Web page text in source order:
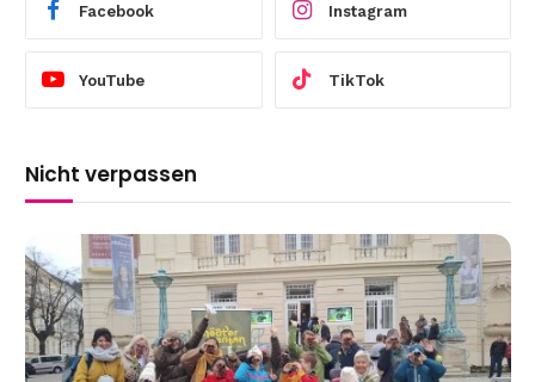
Facebook Instagram
YouTube TikTok
Nicht verpassen